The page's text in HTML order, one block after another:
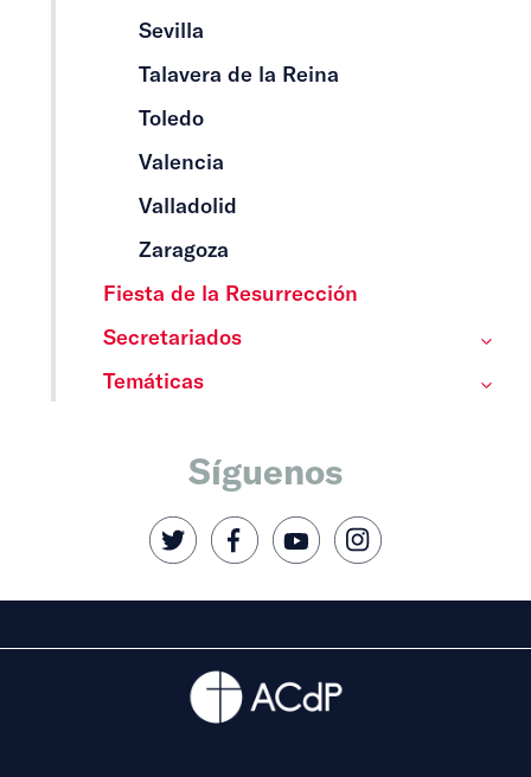
Sevilla
Talavera de la Reina
Toledo
Valencia
Valladolid
Zaragoza
Fiesta de la Resurrección
Secretariados
Temáticas
Síguenos